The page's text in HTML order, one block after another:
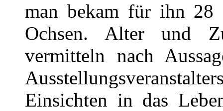
man bekam für ihn 28
Ochsen. Alter und
vermitteln nach
Einsichten in das